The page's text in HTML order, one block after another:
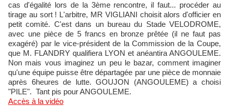
cas d'égalité lors de la 3ème rencontre, il faut... procéder au
tirage au sort ! L'arbitre, MR VIGLIANI choisit alors d'officier en
petit comité. C'est dans un bureau du Stade VELODROME,
avec une pièce de 5 francs en bronze prêtée (il ne faut pas
exagéré) par le vice-président de la Commission de la Coupe,
que M. FLANDRY qualifiera LYON et anéantira ANGOULEME.
Non mais vous imaginez un peu le bazar, comment imaginer
qu'une équipe puisse être départagée par une pièce de monnaie
après 6heures de lutte. GOUJON (ANGOULEME) a choisi
"PILE". Tant pis pour ANGOULEME.
Accès à la vidéo